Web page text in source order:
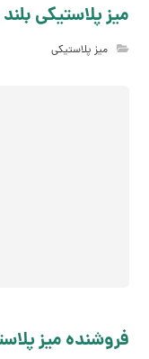
میز پلاستیکی
میز پلاستیکی
فروشنده میز